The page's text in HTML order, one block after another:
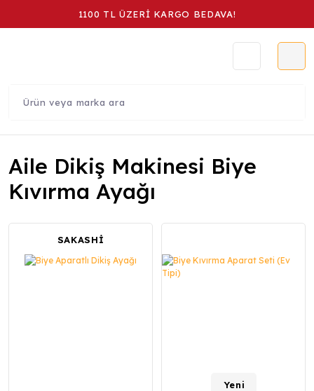
1100 TL ÜZERİ KARGO BEDAVA!
Aile Dikiş Makinesi Biye
Kıvırma Ayağı
SAKASHİ
Yeni